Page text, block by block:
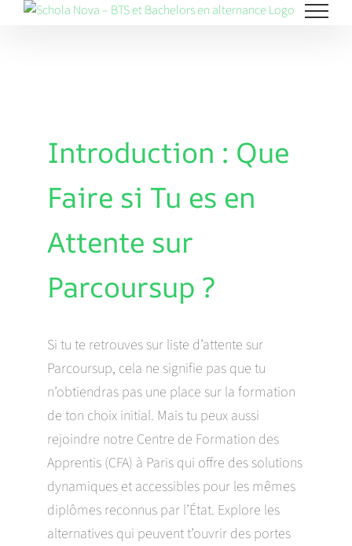
Introduction : Que
Faire si Tu es en
Attente sur
Parcoursup ?
Si tu te retrouves sur liste d’attente sur
Parcoursup, cela ne signifie pas que tu
n’obtiendras pas une place sur la formation
de ton choix initial. Mais tu peux aussi
rejoindre notre Centre de Formation des
Apprentis (CFA) à Paris qui offre des solutions
dynamiques et accessibles pour les mêmes
diplômes reconnus par l’État. Explore les
alternatives qui peuvent t’ouvrir des portes